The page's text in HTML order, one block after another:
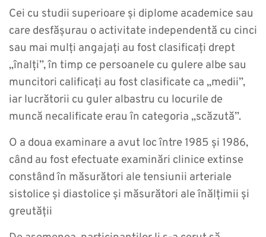
Cei cu studii superioare și diplome academice sau
care desfășurau o activitate independentă cu cinci
sau mai mulți angajați au fost clasificați drept
„înalți”, în timp ce persoanele cu gulere albe sau
muncitori calificați au fost clasificate ca „medii”,
iar lucrătorii cu guler albastru cu locurile de
muncă necalificate erau în categoria „scăzută”.
O a doua examinare a avut loc între 1985 și 1986,
când au fost efectuate examinări clinice extinse
constând în măsurători ale tensiunii arteriale
sistolice și diastolice și măsurători ale înălțimii și
greutății